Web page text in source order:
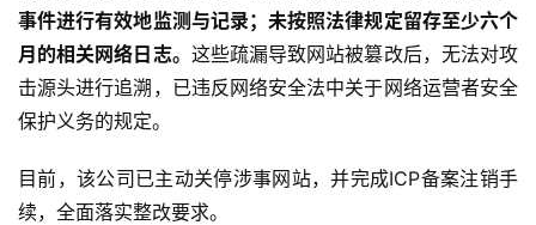
事件进行有效地监测与记录；未按照法律规定留存至少六个
月的相关网络日志。 这些疏漏导致网站被篡改后，无法对攻
击源头进行追溯，已违反网络安全法中关于网络运营者安全
保护义务的规定。
目前，该公司已主动关停涉事网站，并完成ICP备案注销手
续，全面落实整改要求。